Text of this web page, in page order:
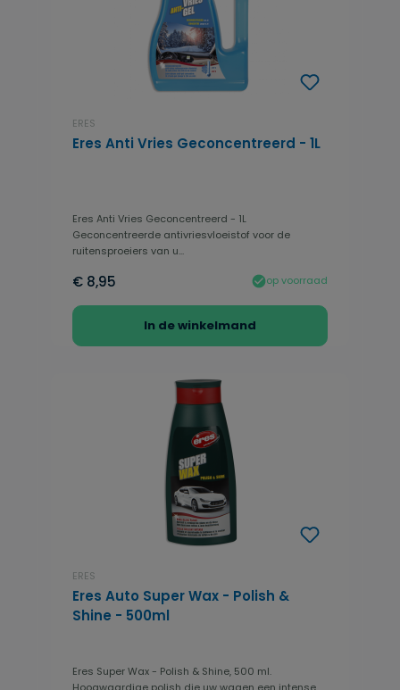
ERES
Eres Anti Vries Geconcentreerd - 1L
Eres Anti Vries Geconcentreerd - 1L
Geconcentreerde antivriesvloeistof voor de
ruitensproeiers van u...
€ 8,95 op voorraad
In de winkelmand
ERES
Eres Auto Super Wax - Polish &
Shine - 500ml
Eres Super Wax - Polish & Shine, 500 ml.